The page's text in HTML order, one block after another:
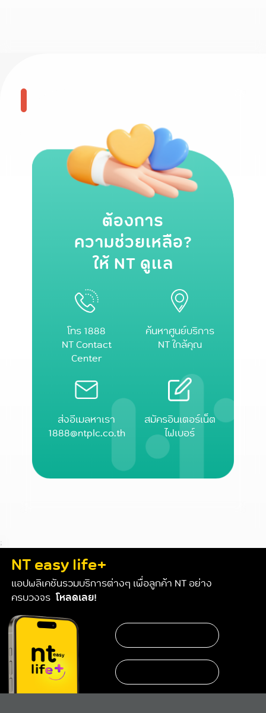
ต้องการ
ความช่วยเหลือ?
ให้ NT ดูแล
โทร 1888
NT Contact
Center
ค้นหาศูนย์บริการ
NT ใกล้คุณ
ส่งอีเมลหาเรา
1888@ntplc.co.th
สมัครอินเตอร์เน็ต
ไฟเบอร์
;
NT easy life+
แอปพลิเคชันรวมบริการต่างๆ เพื่อลูกค้า NT อย่าง
ครบวงจร โหลดเลย!